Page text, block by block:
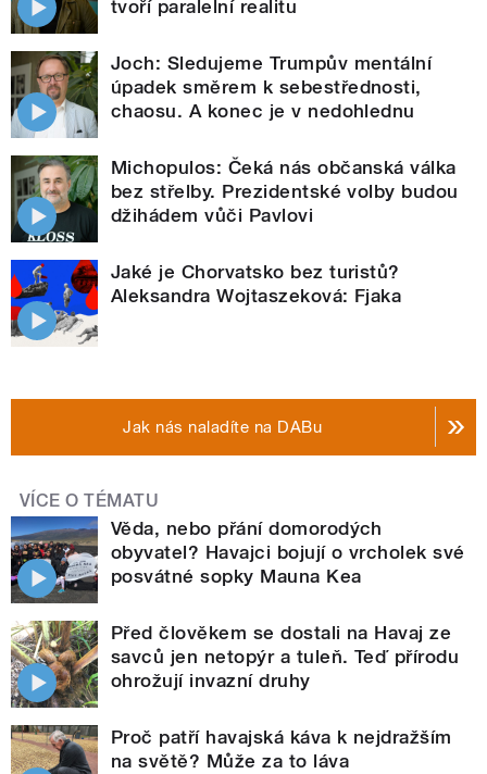
tvoří paralelní realitu
Joch: Sledujeme Trumpův mentální
úpadek směrem k sebestřednosti,
chaosu. A konec je v nedohlednu
Michopulos: Čeká nás občanská válka
bez střelby. Prezidentské volby budou
džihádem vůči Pavlovi
Jaké je Chorvatsko bez turistů?
Aleksandra Wojtaszeková: Fjaka
Jak nás naladíte na DABu
VÍCE O TÉMATU
Věda, nebo přání domorodých
obyvatel? Havajci bojují o vrcholek své
posvátné sopky Mauna Kea
Před člověkem se dostali na Havaj ze
savců jen netopýr a tuleň. Teď přírodu
ohrožují invazní druhy
Proč patří havajská káva k nejdražším
na světě? Může za to láva